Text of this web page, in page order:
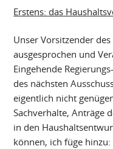
Erstens: das
Unser Vorsitzender
ausgesprochen und
Eingehende
des nächsten
eigentlich nicht
Sachverhalte, Anträge
in den
können, ich füge